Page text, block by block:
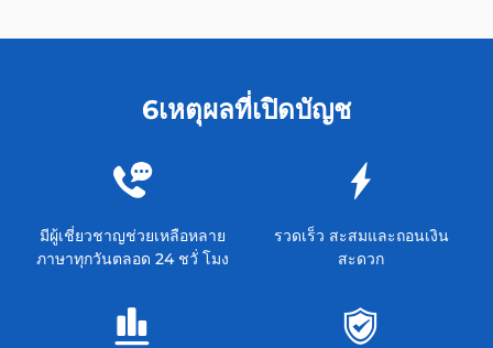
6เหตุผลที่เปิดบัญช
มีผู้เชี่ยวชาญช่วยเหลือหลาย
ภาษาทุกวันตลอด 24 ชวั่ โมง
รวดเร็ว สะสมและถอนเงิน
สะดวก